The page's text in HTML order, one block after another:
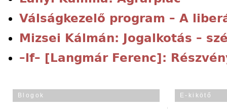
Válságkezelő program – A
Mizsei Kálmán: Jogalkotás –
–lf– [Langmár Ferenc]:
Blogok E-kikötő